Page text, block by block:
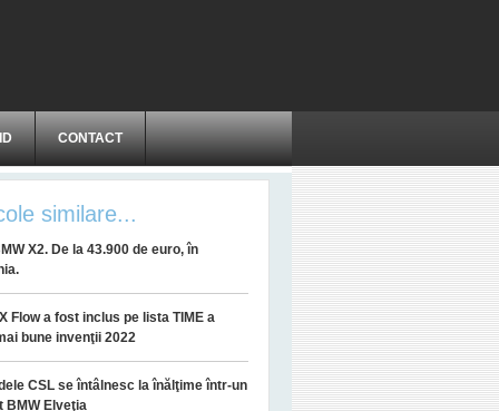
CONTACT
similare...
X2. De la 43.900 de euro, în
Flow a fost inclus pe lista TIME a
bune invenţii 2022
CSL se întâlnesc la înălţime într-un
BMW Elveţia